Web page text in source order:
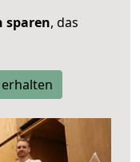
sparen, das